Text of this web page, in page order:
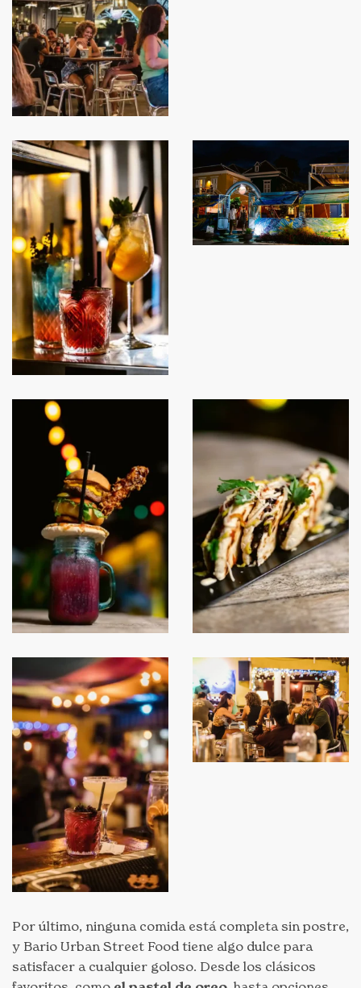
Por último, ninguna comida está completa sin postre,
y Bario Urban Street Food tiene algo dulce para
satisfacer a cualquier goloso. Desde los clásicos